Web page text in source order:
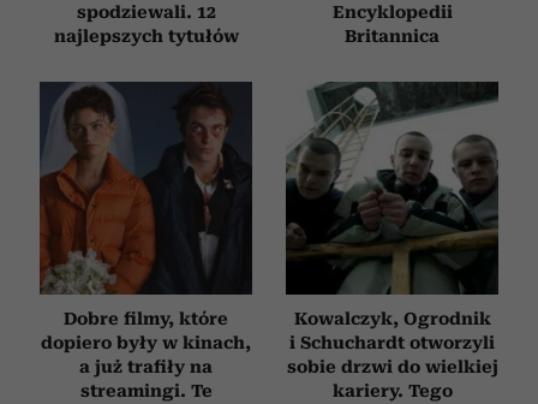
spodziewali. 12
najlepszych tytułów
Encyklopedii
Britannica
Dobre filmy, które
dopiero były w kinach,
a już trafiły na
streamingi. Te
Kowalczyk, Ogrodnik
i Schuchardt otworzyli
sobie drzwi do wielkiej
kariery. Tego